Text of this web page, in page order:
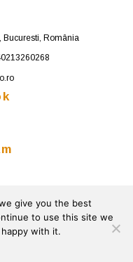
Bucuresti, România
Solutions
give you the best
to use this site we
with it.